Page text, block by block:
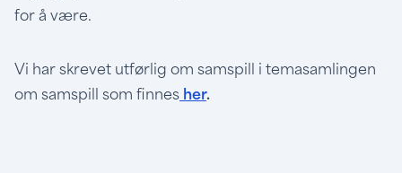
for å være.
Vi har skrevet utførlig om samspill i temasamlingen
om samspill som finnes her.